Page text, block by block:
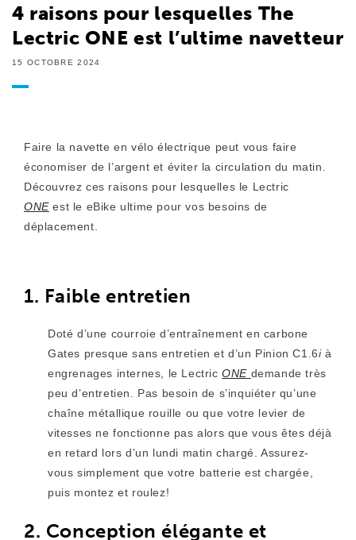
4 raisons pour lesquelles The
Lectric ONE est l’ultime navetteur
15 OCTOBRE 2024
Faire la navette en vélo électrique peut vous faire
économiser de l’argent et éviter la circulation du matin.
Découvrez ces raisons pour lesquelles le Lectric
ONE est le eBike ultime pour vos besoins de
déplacement.
1. Faible entretien
Doté d’une courroie d’entraînement en carbone
Gates presque sans entretien etd’un PinionC1.6ià
engrenages internes, le LectricONE demande très
peu d’entretien. Pas besoin de s’inquiéter qu’une
chaîne métallique rouille ou que votre levier de
vitesses ne fonctionne pas alors que vous êtes déjà
en retard lors d’un lundi matin chargé. Assurez-
vous simplement que votre batterie est chargée,
puis montez et roulez!
2. Conception élégante et